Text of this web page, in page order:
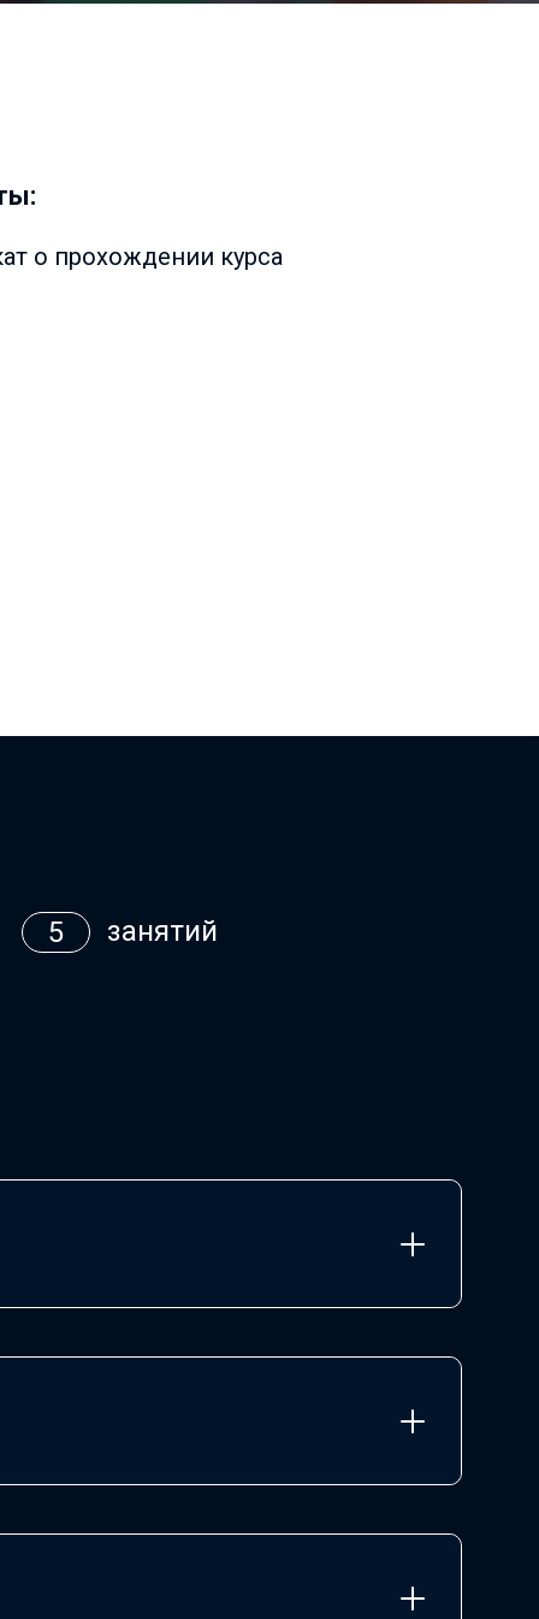
о прохождении курса
5 занятий